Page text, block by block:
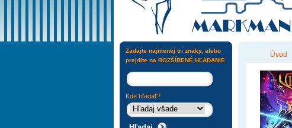
Úvod
Zadajte najmenej tri znaky, alebo
prejdite na ROZŠÍRENÉ HĽADANIE
Kde hľadať?